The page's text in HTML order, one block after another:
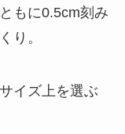
もに0.5cm刻み
り。
イズ上を選ぶ